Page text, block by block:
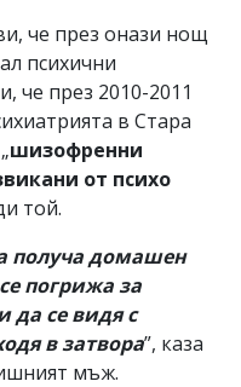
че през онази нощ
психични
че през 2010-2011
в Стара
шизофренни
от психо
той.
получа домашен
погрижа за
да се видя с
в затвора”, каза
мъж.